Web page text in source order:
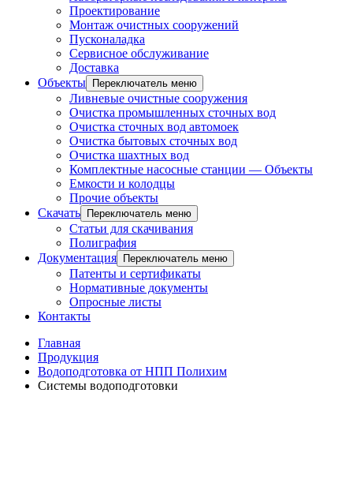
Проектирование
Монтаж очистных сооружений
Пусконаладка
Сервисное обслуживание
Доставка
Объекты
Переключатель меню
Ливневые очистные сооружения
Очистка промышленных сточных вод
Очистка сточных вод автомоек
Очистка бытовых сточных вод
Очистка шахтных вод
Комплектные насосные станции — Объекты
Емкости и колодцы
Прочие объекты
Скачать
Переключатель меню
Статьи для скачивания
Полиграфия
Документация
Переключатель меню
Патенты и сертификаты
Нормативные документы
Опросные листы
Контакты
Главная
Продукция
Водоподготовка от НПП Полихим
Системы водоподготовки